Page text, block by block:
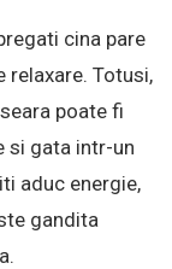
cina pare
relaxare. Totusi,
poate fi
si gata intr-un
aduc energie,
gandita